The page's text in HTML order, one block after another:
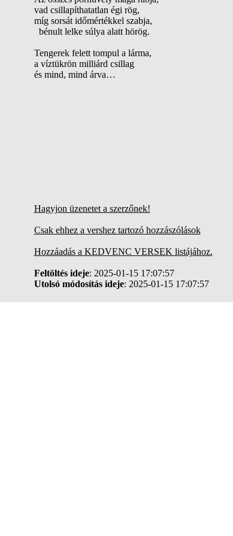
vad csillapíthatatlan égi rög,
míg sorsát időmértékkel szabja,
bénult lelke súlya alatt hörög.
Tengerek felett tompul a lárma,
a víztükrön milliárd csillag
és mind, mind árva…
Hagyjon üzenetet a szerzőnek!
Csak ehhez a vershez tartozó hozzászólások
Hozzáadás a KEDVENC VERSEK listájához.
Feltöltés ideje: 2025-01-15 17:07:57
Utolsó módosítás ideje: 2025-01-15 17:07:57